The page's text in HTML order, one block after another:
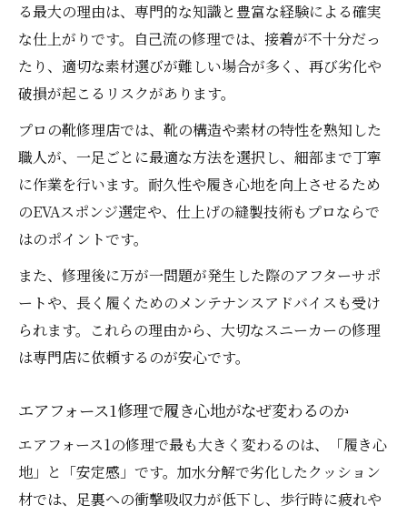
る最大の理由は、専門的な知識と豊富な経験による確実
な仕上がりです。自己流の修理では、接着が不十分だっ
たり、適切な素材選びが難しい場合が多く、再び劣化や
破損が起こるリスクがあります。
プロの靴修理店では、靴の構造や素材の特性を熟知した
職人が、一足ごとに最適な方法を選択し、細部まで丁寧
に作業を行います。耐久性や履き心地を向上させるため
のEVAスポンジ選定や、仕上げの縫製技術もプロならで
はのポイントです。
また、修理後に万が一問題が発生した際のアフターサポ
ートや、長く履くためのメンテナンスアドバイスも受け
られます。これらの理由から、大切なスニーカーの修理
は専門店に依頼するのが安心です。
エアフォース1修理で履き心地がなぜ変わるのか
エアフォース1の修理で最も大きく変わるのは、「履き心
地」と「安定感」です。加水分解で劣化したクッション
材では、足裏への衝撃吸収力が低下し、歩行時に疲れや